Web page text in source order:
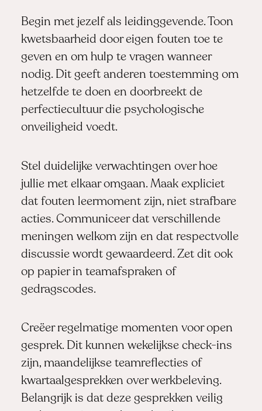
Begin met jezelf als leidinggevende. Toon
kwetsbaarheid door eigen fouten toe te
geven en om hulp te vragen wanneer
nodig. Dit geeft anderen toestemming om
hetzelfde te doen en doorbreekt de
perfectiecultuur die psychologische
onveiligheid voedt.
Stel duidelijke verwachtingen over hoe
jullie met elkaar omgaan. Maak expliciet
dat fouten leermoment zijn, niet strafbare
acties. Communiceer dat verschillende
meningen welkom zijn en dat respectvolle
discussie wordt gewaardeerd. Zet dit ook
op papier in teamafspraken of
gedragscodes.
Creëer regelmatige momenten voor open
gesprek. Dit kunnen wekelijkse check-ins
zijn, maandelijkse teamreflecties of
kwartaalgesprekken over werkbeleving.
Belangrijk is dat deze gesprekken veilig